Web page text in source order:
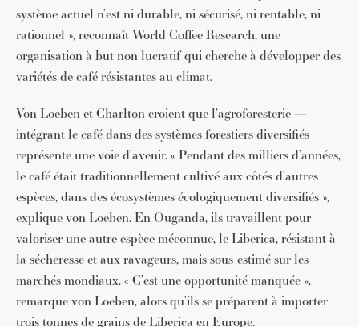
système actuel n’est ni durable, ni sécurisé, ni rentable, ni
rationnel », reconnaît World Coffee Research, une
organisation à but non lucratif qui cherche à développer des
variétés de café résistantes au climat.
Von Loeben et Charlton croient que l’agroforesterie —
intégrant le café dans des systèmes forestiers diversifiés —
représente une voie d’avenir. « Pendant des milliers d’années,
le café était traditionnellement cultivé aux côtés d’autres
espèces, dans des écosystèmes écologiquement diversifiés »,
explique von Loeben. En Ouganda, ils travaillent pour
valoriser une autre espèce méconnue, le Liberica, résistant à
la sécheresse et aux ravageurs, mais sous-estimé sur les
marchés mondiaux. « C’est une opportunité manquée »,
remarque von Loeben, alors qu’ils se préparent à importer
trois tonnes de grains de Liberica en Europe.